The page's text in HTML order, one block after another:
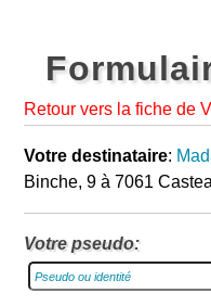
Retour vers la fiche de
Votre destinataire:
Binche, 9 à 7061
Votre pseudo: